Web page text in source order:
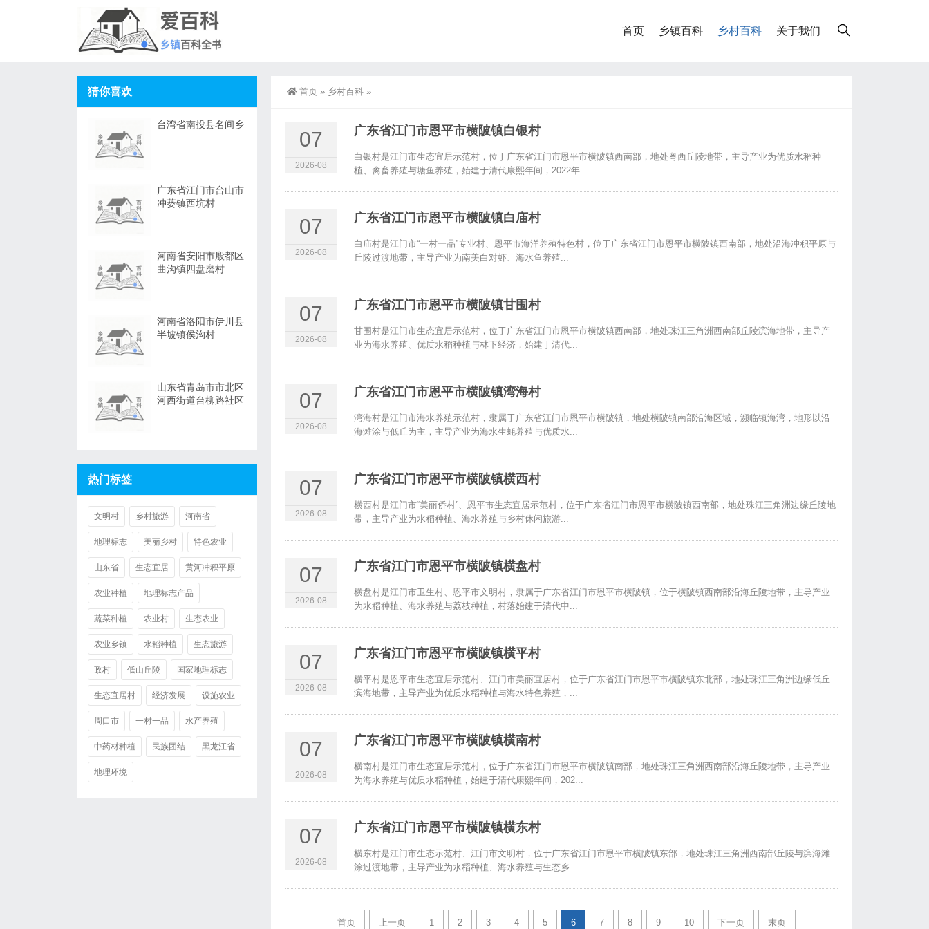
首页 乡镇百科 乡村百科 关于我们
首页 » 乡村百科 »
07
2026-08
广东省江门市恩平市横陂镇白银村
白银村是江门市生态宜居示范村，位于广东省江门市恩平市横陂镇西南部，地处粤西丘陵地带，主导产业为优质水稻种
植、禽畜养殖与塘鱼养殖，始建于清代康熙年间，2022年...
07
2026-08
广东省江门市恩平市横陂镇白庙村
白庙村是江门市“一村一品”专业村、恩平市海洋养殖特色村，位于广东省江门市恩平市横陂镇西南部，地处沿海冲积平原与
丘陵过渡地带，主导产业为南美白对虾、海水鱼养殖...
07
2026-08
广东省江门市恩平市横陂镇甘围村
甘围村是江门市生态宜居示范村，位于广东省江门市恩平市横陂镇西南部，地处珠江三角洲西南部丘陵滨海地带，主导产
业为海水养殖、优质水稻种植与林下经济，始建于清代...
07
2026-08
广东省江门市恩平市横陂镇湾海村
湾海村是江门市海水养殖示范村，隶属于广东省江门市恩平市横陂镇，地处横陂镇南部沿海区域，濒临镇海湾，地形以沿
海滩涂与低丘为主，主导产业为海水生蚝养殖与优质水...
07
2026-08
广东省江门市恩平市横陂镇横西村
横西村是江门市“美丽侨村”、恩平市生态宜居示范村，位于广东省江门市恩平市横陂镇西南部，地处珠江三角洲边缘丘陵地
带，主导产业为水稻种植、海水养殖与乡村休闲旅游...
07
2026-08
广东省江门市恩平市横陂镇横盘村
横盘村是江门市卫生村、恩平市文明村，隶属于广东省江门市恩平市横陂镇，位于横陂镇西南部沿海丘陵地带，主导产业
为水稻种植、海水养殖与荔枝种植，村落始建于清代中...
07
2026-08
广东省江门市恩平市横陂镇横平村
横平村是恩平市生态宜居示范村、江门市美丽宜居村，位于广东省江门市恩平市横陂镇东北部，地处珠江三角洲边缘低丘
滨海地带，主导产业为优质水稻种植与海水特色养殖，...
07
2026-08
广东省江门市恩平市横陂镇横南村
横南村是江门市生态宜居示范村，位于广东省江门市恩平市横陂镇南部，地处珠江三角洲西南部沿海丘陵地带，主导产业
为海水养殖与优质水稻种植，始建于清代康熙年间，202...
07
2026-08
广东省江门市恩平市横陂镇横东村
横东村是江门市生态示范村、江门市文明村，位于广东省江门市恩平市横陂镇东部，地处珠江三角洲西南部丘陵与滨海滩
涂过渡地带，主导产业为水稻种植、海水养殖与生态乡...
首页 上一页 1 2 3 4 5 6 7 8 9 10 下一页 末页
猜你喜欢
台湾省南投县名间乡
广东省江门市台山市
冲蒌镇西坑村
河南省安阳市殷都区
曲沟镇四盘磨村
河南省洛阳市伊川县
半坡镇侯沟村
山东省青岛市市北区
河西街道台柳路社区
热门标签
文明村 乡村旅游 河南省
地理标志 美丽乡村 特色农业
山东省 生态宜居 黄河冲积平原
农业种植 地理标志产品
蔬菜种植 农业村 生态农业
农业乡镇 水稻种植 生态旅游
政村 低山丘陵 国家地理标志
生态宜居村 经济发展 设施农业
周口市 一村一品 水产养殖
中药材种植 民族团结 黑龙江省
地理环境